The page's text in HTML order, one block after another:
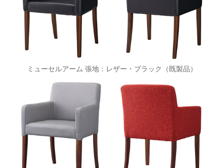
ミューセルアーム 張地：レザー・ブラック（既製品）